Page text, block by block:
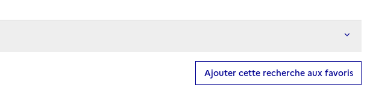
Ajouter cette recherche aux favoris